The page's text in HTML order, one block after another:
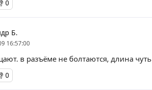
0
Б.
16:57:00
в разъёме не болтаются, длина
0